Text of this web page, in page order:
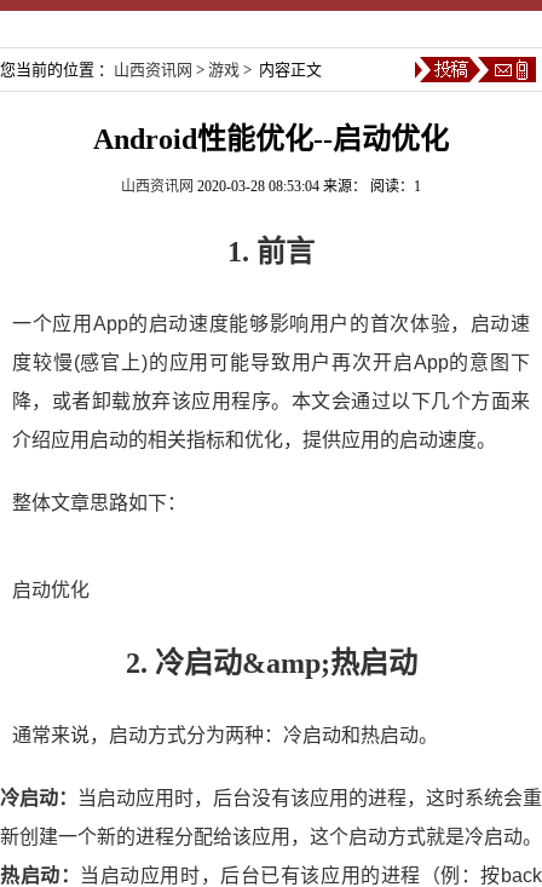
您当前的位置 ： 山西资讯网 > 游戏 > 内容正文
Android性能优化--启动优化
山西资讯网 2020-03-28 08:53:04 来源： 阅读：1
1. 前言
一个应用App的启动速度能够影响用户的首次体验，启动速
度较慢(感官上)的应用可能导致用户再次开启App的意图下
降，或者卸载放弃该应用程序。本文会通过以下几个方面来
介绍应用启动的相关指标和优化，提供应用的启动速度。
整体文章思路如下：
启动优化
2. 冷启动&amp;热启动
通常来说，启动方式分为两种：冷启动和热启动。
冷启动：
当启动应用时，后台没有该应用的进程，这时系统会重
新创建一个新的进程分配给该应用，这个启动方式就是冷启动。
热启动：
当启动应用时，后台已有该应用的进程（例：按back